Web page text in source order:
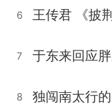
6 王传君 《披
7
8